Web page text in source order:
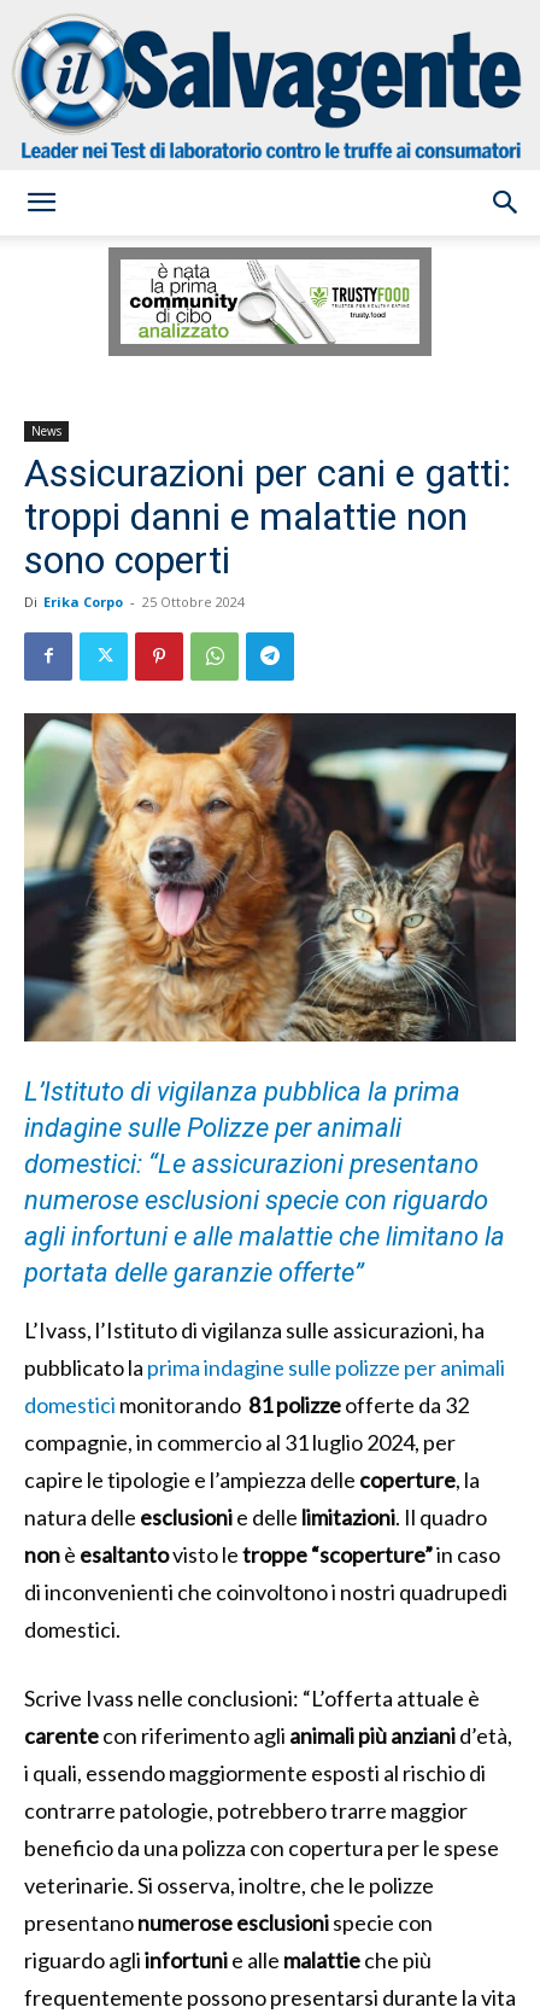
Salvagente
News
Assicurazioni per cani e gatti:
troppi danni e malattie non
sono coperti
Di Erika Corpo - 25 Ottobre 2024
L’Istituto di vigilanza pubblica la prima
indagine sulle Polizze per animali
domestici: “Le assicurazioni presentano
numerose esclusioni specie con riguardo
agli infortuni e alle malattie che limitano la
portata delle garanzie offerte”
L’Ivass, l’Istituto di vigilanza sulle assicurazioni, ha
pubblicato la prima indagine sulle polizze per animali
domestici monitorando 81 polizzeofferte da 32
compagnie, in commercio al 31 luglio 2024, per
capire le tipologie e l’ampiezza delle coperture, la
natura delle esclusionie delle limitazioni. Il quadro
nonè esaltantovisto letroppe “scoperture”in caso
di inconvenienti che coinvoltono i nostri quadrupedi
domestici.
Scrive Ivass nelle conclusioni: “L’offerta attuale è
carentecon riferimento agli animalipiùanzianid’età,
i quali, essendo maggiormente esposti al rischio di
contrarre patologie, potrebbero trarre maggior
beneficio da una polizza con copertura per le spese
veterinarie. Si osserva, inoltre, che le polizze
presentanonumerose esclusionispecie con
riguardo agliinfortunie alle malattieche più
frequentemente possono presentarsi durante la vita